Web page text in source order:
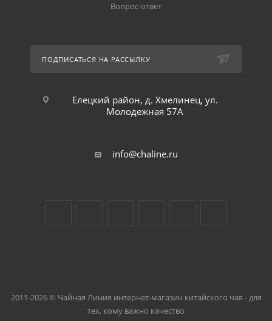
Вопрос-ответ
ПОДПИСАТЬСЯ НА РАССЫЛКУ
Елецкий район, д. Хмелинец, ул.
Молодежная 57А
info@chaline.ru
2011-2026 © Чайная Линия интернет-магазин китайского чая - для
тех, кому важно качество